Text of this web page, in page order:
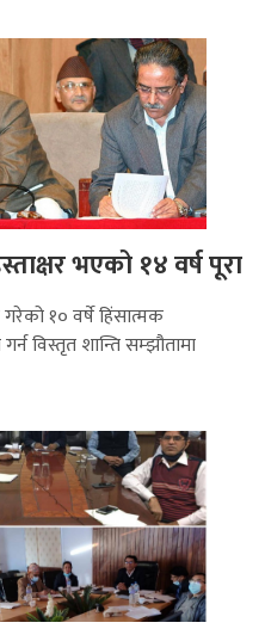
भएको १४ वर्ष पूरा
१० वर्षे हिंसात्मक
विस्तृत शान्ति सम्झौतामा